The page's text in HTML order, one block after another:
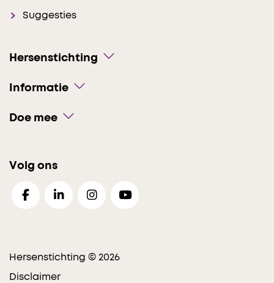
Suggesties
Hersenstichting
Informatie
Doe mee
Volg ons
Hersenstichting © 2026
Disclaimer